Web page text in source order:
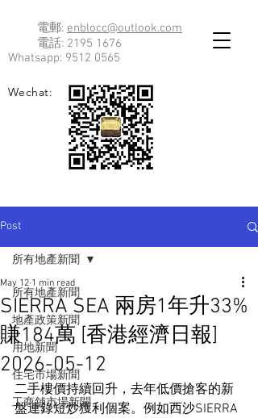
電郵: enblocc@outlook.com
電話: 2195 1676
Whatsapp: 9512 0565
Wechat:
Post
所有地產新聞
地產政策新聞
用地新聞
住宅市場新聞
工商舖市場新聞
所有地產新聞
SIERRA SEA 兩房1年升33%
賺184萬 [香港經濟日報]
2026-05-12
May 12 1 min read
二手樓價持續回升，去年低價搶客的新
盤連錄短炒獲利個案。例如西沙SIERRA